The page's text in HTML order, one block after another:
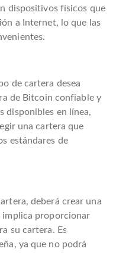
dispositivos físicos que
a Internet, lo que las
de cartera desea
de Bitcoin confiable y
disponibles en línea,
una cartera que
estándares de
deberá crear una
implica proporcionar
su cartera. Es
ya que no podrá